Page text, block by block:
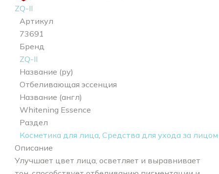
ZQ-II
Артикул
73691
Бренд
ZQ-II
Название (ру)
Отбеливающая эссенция
Название (англ)
Whitening Essence
Раздел
Косметика для лица Средства для ухода за лицом
Описание
Улучшает цвет лица, осветляет и выравнивает